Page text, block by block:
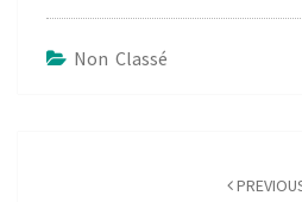
Non Classé